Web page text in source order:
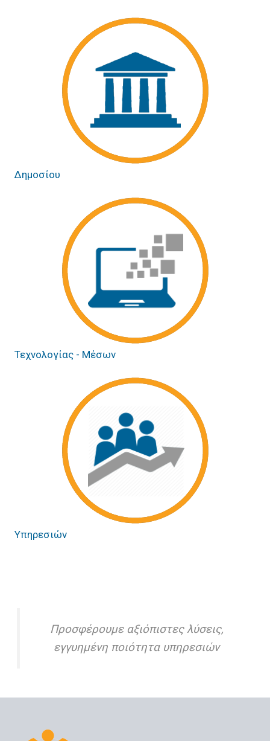
Δημοσίου
Τεχνολογίας - Μέσων
Υπηρεσιών
Προσφέρουμε αξιόπιστες λύσεις,
εγγυημένη ποιότητα υπηρεσιών